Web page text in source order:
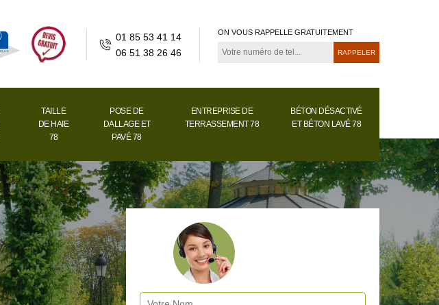
01 85 53 41 14
06 51 38 26 46
ON VOUS RAPPELLE GRATUITEMENT
TAILLE
DE HAIE
78
POSE DE
DALLAGE ET
PAVÉ 78
ENTREPRISE DE
TERRASSEMENT 78
BÉTON DÉSACTIVÉ
ET BÉTON LAVÉ 78